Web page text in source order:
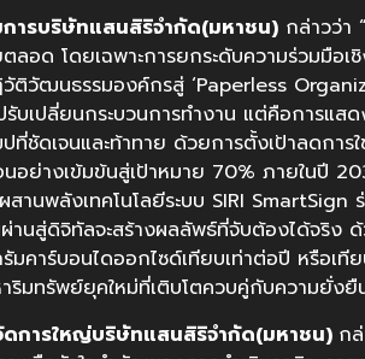
ารบริษัทแสนสิริจำกัด(มหาชน) กล่าวว่า
ลอด โดยเฉพาะการยกระดับความร่วมมือ
วัฒนธรรมองค์กรสู่ ‘Paperless
บเปลี่ยนกระบวนการทำงาน แต่คือการแ
ชัดเจนและท้าทาย ด้วยการตั้งเป้าลดการ
อย่างเข้มข้นสู่เป้าหมาย 70% ภายในปี
านพลังเทคโนโลยีระบบ SIRI
นสู่ดิจิทัลจะสร้างผลลัพธ์ที่จับต้องได้จริง
รัมคาร์บอนไดออกไซด์เทียบเท่าต่อปี หรือเ
มทรัพย์ยุคใหม่ที่เติบโตควบคู่กับความยั่งยื
การใหญ่บริษัทแสนสิริจำกัด(มหาชน) ก